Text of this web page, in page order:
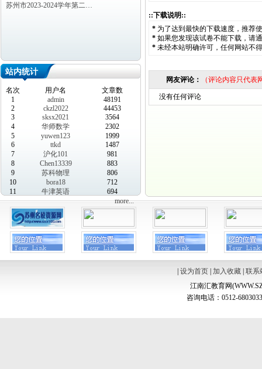
苏州市2023-2024学年第二…
站内统计
名次 用户名
文章数
1
admin
48191
2
ckzl2022
44453
3
sksx2021
3564
4
华师数学
2302
5
yuwen123
1999
6
ttkd
1487
7
沪化101
981
8
Chen13339
883
9
苏科物理
806
10
bora18
712
11
牛津英语
694
more...
::下载说明::
* 为了达到最快的下载速度，推荐
* 如果您发现该试卷不能下载，请
* 未经本站明确许可，任何网站不
网友评论： （评论内容只代
没有任何评论
设为首页| 加入收藏| 联系
江南汇教育网
咨询电话：0512-